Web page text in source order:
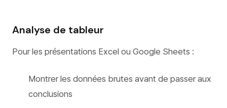
Analyse de tableur
Pour les présentations Excel ou Google Sheets :
Montrer les données brutes avant de passer aux
conclusions